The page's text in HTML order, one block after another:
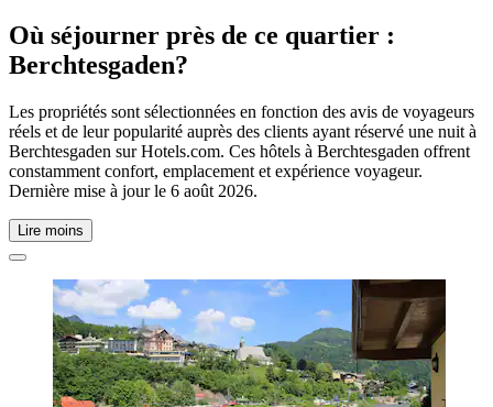
Où séjourner près de ce quartier :
Berchtesgaden?
Les propriétés sont sélectionnées en fonction des avis de voyageurs
réels et de leur popularité auprès des clients ayant réservé une nuit à
Berchtesgaden sur Hotels.com. Ces hôtels à Berchtesgaden offrent
constamment confort, emplacement et expérience voyageur.
Dernière mise à jour le 6 août 2026.
Lire moins